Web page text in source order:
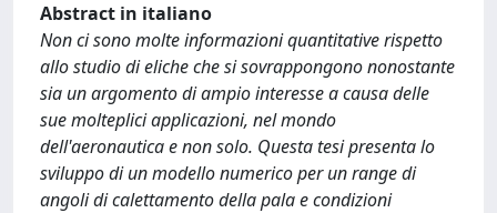
Abstract in italiano
Non ci sono molte informazioni quantitative rispetto
allo studio di eliche che si sovrappongono nonostante
sia un argomento di ampio interesse a causa delle
sue molteplici applicazioni, nel mondo
dell'aeronautica e non solo. Questa tesi presenta lo
sviluppo di un modello numerico per un range di
angoli di calettamento della pala e condizioni